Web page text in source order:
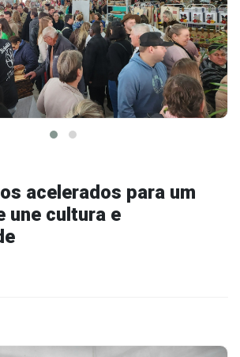
acelerados para um
une cultura e